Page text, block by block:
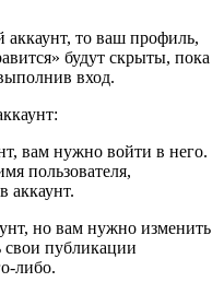
то ваш профиль,
будут скрыты, пока
вход.
вам нужно войти в него.
пользователя,
аккаунт.
но вам нужно изменить
свои публикации
либо.